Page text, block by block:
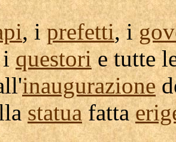
, iprefetti, i
iquestorie tutte
inaugurazione
statuafatta